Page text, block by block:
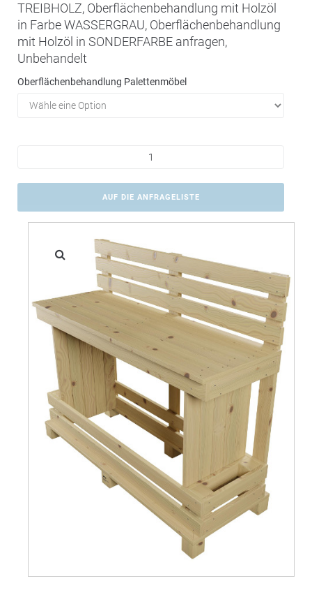
TREIBHOLZ, Oberflächenbehandlung mit Holzöl
in Farbe WASSERGRAU, Oberflächenbehandlung
mit Holzöl in SONDERFARBE anfragen,
Unbehandelt
Oberflächenbehandlung Palettenmöbel
AUF DIE ANFRAGELISTE